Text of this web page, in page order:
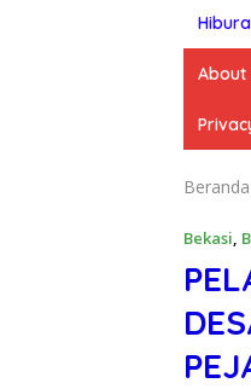
About
Beranda
Bekasi,